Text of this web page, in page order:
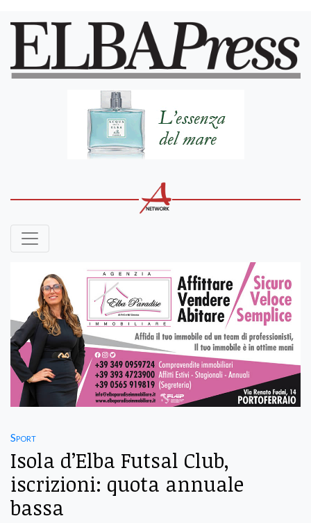
Sport
Isola d’Elba Futsal Club,
iscrizioni: quota annuale
bassa